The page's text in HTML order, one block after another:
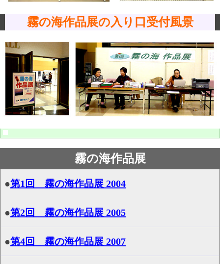
霧の海作品展の入り口受付風景
霧の海作品展
●第1回 霧の海作品展 2004
●第2回 霧の海作品展 2005
●第4回 霧の海作品展 2007